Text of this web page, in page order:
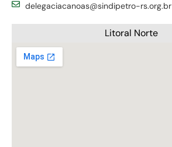
delegaciacanoas@sindipetro-rs.org.br
Litoral Norte